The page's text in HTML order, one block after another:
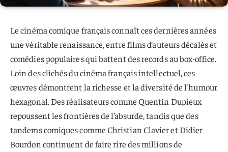
Le cinéma comique français connaît ces dernières années
une véritable renaissance, entre films d’auteurs décalés et
comédies populaires qui battent des records au box-office.
Loin des clichés du cinéma français intellectuel, ces
œuvres démontrent la richesse et la diversité de l’humour
hexagonal. Des réalisateurs comme Quentin Dupieux
repoussent les frontières de l’absurde, tandis que des
tandems comiques comme Christian Clavier et Didier
Bourdon continuent de faire rire des millions de